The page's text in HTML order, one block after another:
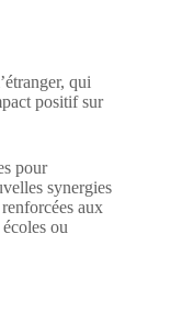
qui
positif sur
pour
synergies
aux
ou